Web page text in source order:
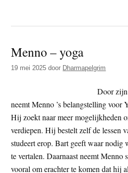
Menno – yoga
19 mei 2025 door Dharmapelgrim
Door
neemt Menno ’s belangstelling voor
Hij zoekt naar meer mogelijkheden
verdiepen. Hij bestelt zelf de lessen
studeert erop. Bart geeft waar nodig
te vertalen. Daarnaast neemt Menno
vooral om erachter te komen dat hij